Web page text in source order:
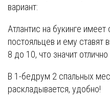
вариант:
Атлантис на букинге
постояльцев и ему
8 до 10, что значит
В 1-бедрум 2 спальных
раскладывается, удобно!